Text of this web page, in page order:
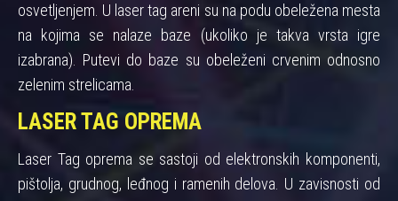
osvetljenjem. U laser tag areni su na podu obeležena mesta
na kojima se nalaze baze (ukoliko je takva vrsta igre
izabrana). Putevi do baze su obeleženi crvenim odnosno
zelenim strelicama.
LASER TAG OPREMA
Laser Tag oprema se sastoji od elektronskih komponenti,
pištolja, grudnog, leđnog i ramenih delova. U zavisnosti od